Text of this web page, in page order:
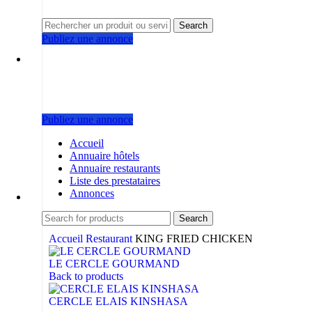
Search
Publiez une annonce
Publiez une annonce
Accueil
Annuaire hôtels
Annuaire restaurants
Liste des prestataires
Annonces
Search
Accueil Restaurant KING FRIED CHICKEN
LE CERCLE GOURMAND
Back to products
CERCLE ELAIS KINSHASA